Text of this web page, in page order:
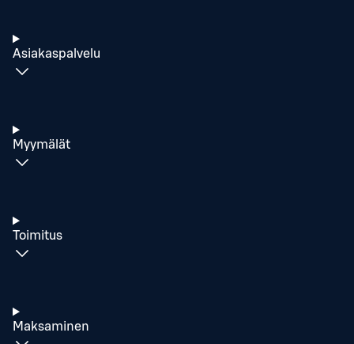
Asiakaspalvelu
Myymälät
Toimitus
Maksaminen